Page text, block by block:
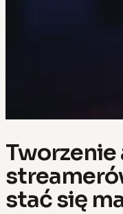
stać się